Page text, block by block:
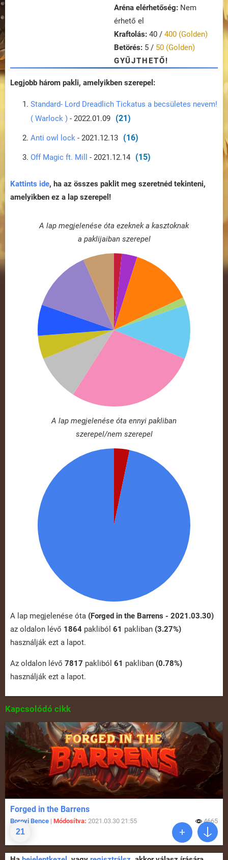
Aréna elérhetőség: Nem
érhető el
Kraftolás: 40 / 400 (Golden)
Betörés: 5 / 50 (Golden)
GYŰJTHETŐ!
Legjobb három pakli, amelyikben szerepel:
Standard- Lord Dreadlich Tickatus a becsületes nevem!
( Warlock ) - 2022.01.09 (21)
Anti owl lock - 2021.12.13 (16)
Off Magic ft. Mill - 2021.12.14 (15)
Kattints ide, ha az összes paklit meg szeretnéd tekinteni,
amelyikben ez a lap szerepel!
A lap megjelenése óta ezeknek a kasztoknak
a paklijaiban szerepel
A lap megjelenése óta ennyi pakliban
szerepel/nem szerepel
A lap megjelenése óta (Forged in the Barrens - 2021.03.30)
az oldalon lévő 1864 pakliból 61 pakliban (3.27%)
használják ezt a lapot.
Az oldalon lévő 7817 pakliból 61 pakliban (0.78%)
használják ezt a lapot.
Kapcsolódó cikk
21
Forged in the Barrens
Borovi Bence | Módosítva: 2021.03.30 21:55 4665